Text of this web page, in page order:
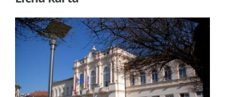
OKUĆNICOM NA TERITORIJI GRADA BIJELjINA
ZA 2026. GODINU
Obavještenje za preduzetnika - Nenad
Nukić
PRELIMINARNA RANG LISTA KANDIDATA KOJI
SU OSTVARILI PRAVO NA GRADSKI MJESEČNI